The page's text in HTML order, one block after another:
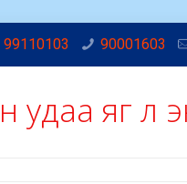
99110103 90001603
удаа яг л